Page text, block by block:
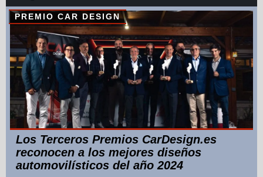
PREMIO CAR DESIGN
Los Terceros Premios CarDesign.es
reconocen a los mejores diseños
automovilísticos del año 2024